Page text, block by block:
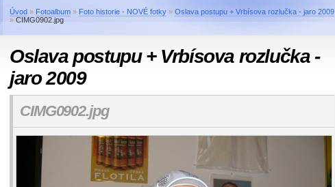
Úvod » Fotoalbum » Foto historie - NOVÉ fotky » Oslava postupu + Vrbísova rozlučka - jaro 2009
» CIMG0902.jpg
Oslava postupu + Vrbísova rozlučka -
jaro 2009
CIMG0902.jpg